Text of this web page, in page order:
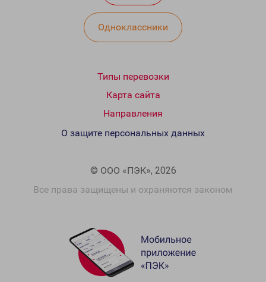
Одноклассники
Типы перевозки
Карта сайта
Направления
© ООО «ПЭК», 2026
Все права защищены и охраняются законом
О защите персональных данных